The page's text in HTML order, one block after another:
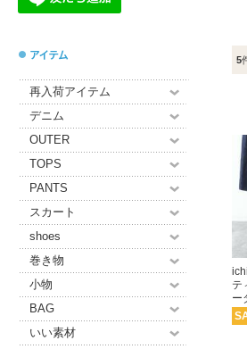
再入荷アイテム
デニム
OUTER
TOPS
PANTS
スカート
shoes
巻き物
小物
BAG
いい素材
5
テ
ー